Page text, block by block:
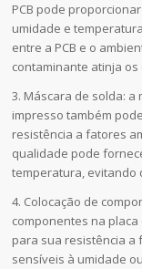
PCB pode
umidade e
entre a PCB e o
contaminante atinja os
3. Máscara de solda:
impresso também
resistência a fatores
qualidade pode
temperatura, evitando
4. Colocação de
componentes na
para sua resistência a
sensíveis à umidade